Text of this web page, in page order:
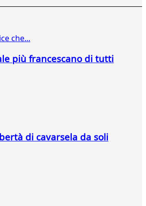
che...
più francescano di tutti
di cavarsela da soli